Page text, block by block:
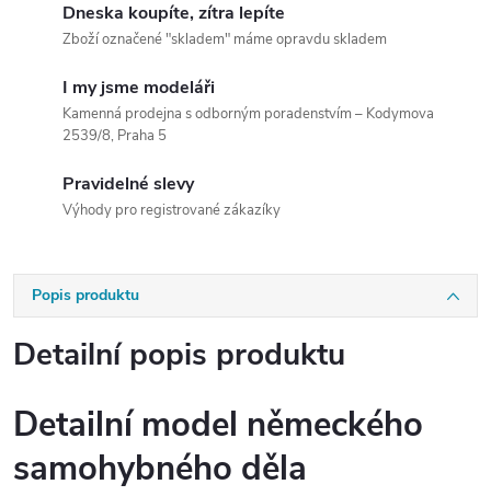
Dneska koupíte, zítra lepíte
Zboží označené "skladem" máme opravdu skladem
I my jsme modeláři
Kamenná prodejna s odborným poradenstvím – Kodymova
2539/8, Praha 5
Pravidelné slevy
Výhody pro registrované zákazíky
Popis produktu
Detailní popis produktu
Detailní model německého
samohybného děla